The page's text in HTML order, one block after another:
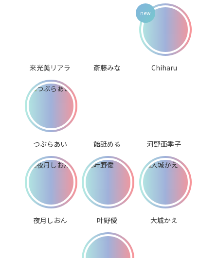
来光美リアラ 斎藤みな Chiharu
つぶらあい 飴舐める 河野亜季子
夜月しおん 叶野僾 大城かえ